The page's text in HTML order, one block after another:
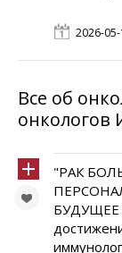
2026-
Все об
онкологов
"РАК
БУДУЩЕЕ